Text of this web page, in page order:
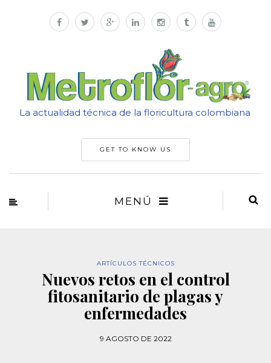
La actualidad técnica de la floricultura colombiana
GET TO KNOW US
MENÚ
ARTÍCULOS TÉCNICOS
Nuevos retos en el control
fitosanitario de plagas y
enfermedades
9 AGOSTO DE 2022